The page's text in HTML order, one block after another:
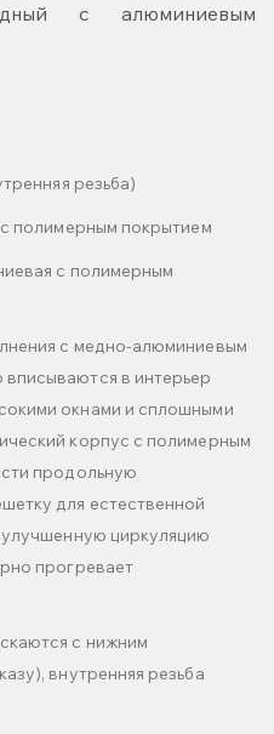
с алюминиевым
резьба)
полимерным покрытием
с полимерным
с медно-алюминиевым
в интерьер
окнами и сплошными
корпус с полимерным
продольную
для естественной
циркуляцию
прогревает
с нижним
внутренняя резьба